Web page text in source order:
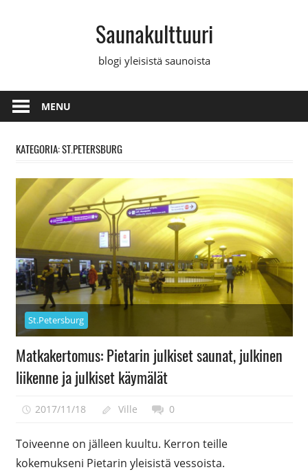
Saunakulttuuri
blogi yleisistä saunoista
MENU
KATEGORIA: ST.PETERSBURG
St.Petersburg
Matkakertomus: Pietarin julkiset saunat, julkinen
liikenne ja julkiset käymälät
2017/11/18 Ville 0
Toiveenne on jälleen kuultu. Kerron teille
kokemukseni Pietarin yleisistä vessoista.